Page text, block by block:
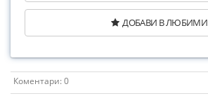
ДОБАВИ В ЛЮБИМИ
Коментари: 0